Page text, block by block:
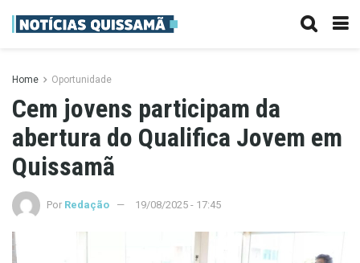
Home Oportunidade
Cem jovens participam da
abertura do Qualifica Jovem em
Quissamã
Por Redação 19/08/2025 - 17:45